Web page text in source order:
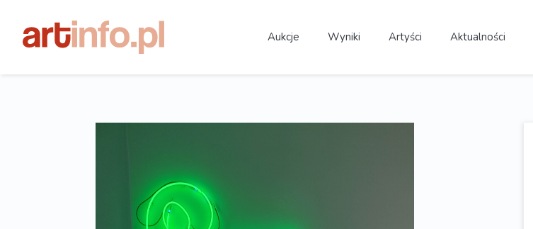
Aukcje Wyniki Artyści Aktualności